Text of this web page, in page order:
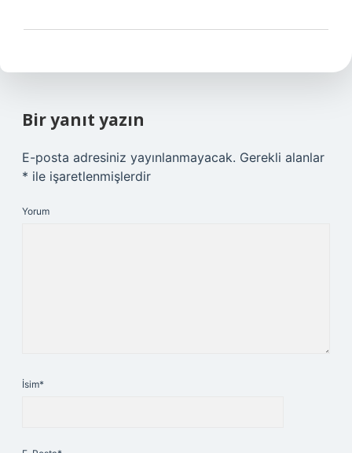
Bir yanıt yazın
E-posta adresiniz yayınlanmayacak. Gerekli alanlar
* ile işaretlenmişlerdir
Yorum
İsim*